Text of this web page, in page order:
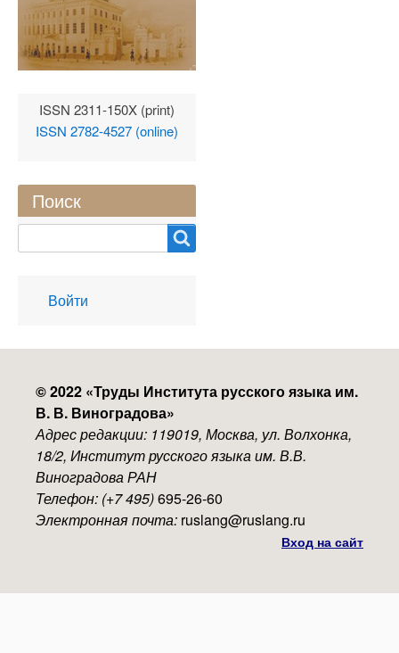
ISSN 2311-150X (print)
ISSN 2782-4527 (online)
Поиск
User
account
Войти
© 2022 «Труды Института русского языка им.
В. В. Виноградова»
Адрес редакции: 119019, Москва, ул. Волхонка,
18/2, Институт русского языка им. В.В.
Виноградова РАН
Телефон: (+7 495)695-26-60
Электронная почта: ruslang@ruslang.ru
Вход на сайт